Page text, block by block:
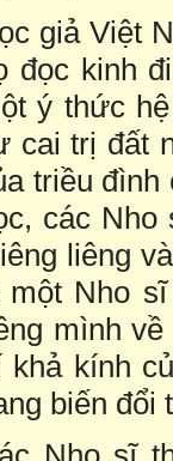
giả Việt
đọc kinh
ý thức
cai trị đất
triều
các Nho
liêng
một Nho
mình
khả kính
biến đổi